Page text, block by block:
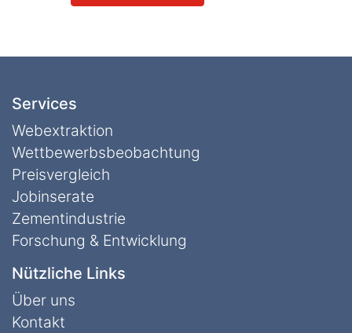
Services
Webextraktion
Wettbewerbs­beobachtung
Preisvergleich
Jobinserate
Zementindustrie
Forschung & Entwicklung
Nützliche Links
Über uns
Kontakt